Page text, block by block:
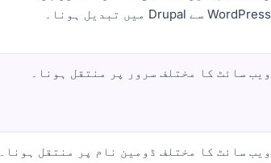
WordPress سے Drupal میں تبدیل ہونا۔
ویب سائٹ کا مختلف سرور پر منتقل ہونا۔
ویب سائٹ کا مختلف ڈومین نام پر منتقل ہونا۔